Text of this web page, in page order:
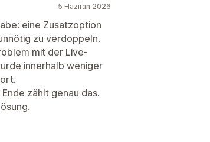
5 Haziran 2026
eine Zusatzoption
zu verdoppeln.
mit der Live-
innerhalb weniger
zählt genau das.